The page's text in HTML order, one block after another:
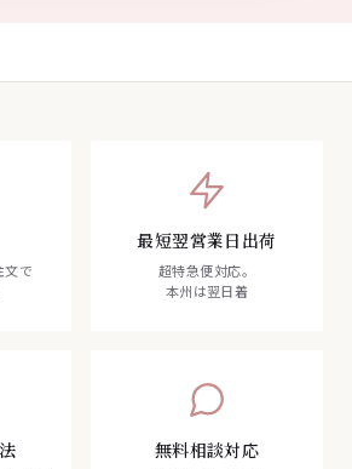
文で
最短翌営業日出荷
超特急便対応。
本州は翌日着
無料相談対応